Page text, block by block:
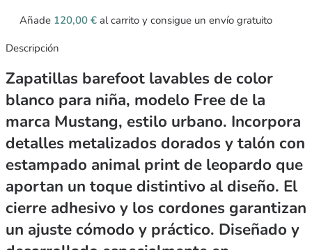
Añade 120,00 € al carrito y consigue un envío gratuito
Descripción
Zapatillas barefoot lavables de color
blanco para niña, modelo Free de la
marca Mustang, estilo urbano. Incorpora
detalles metalizados dorados y talón con
estampado animal print de leopardo que
aportan un toque distintivo al diseño. El
cierre adhesivo y los cordones garantizan
un ajuste cómodo y práctico. Diseñado y